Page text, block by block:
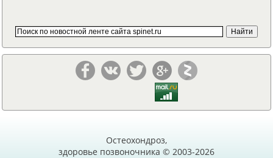
Остеохондроз,
здоровье позвоночника © 2003-2026